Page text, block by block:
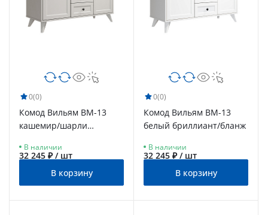
0(0)
Комод Вильям ВМ-13
кашемир/шарли
В наличии
32 245 ₽ / шт
В корзину
0(0)
Комод Вильям ВМ-13
белый бриллиант/бланж
В наличии
32 245 ₽ / шт
В корзину